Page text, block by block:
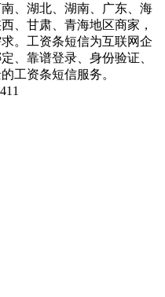
、湖北、湖南、广东、海
、甘肃、青海地区商家，
。工资条短信为互联网企
、靠谱登录、身份验证、
工资条短信服务。